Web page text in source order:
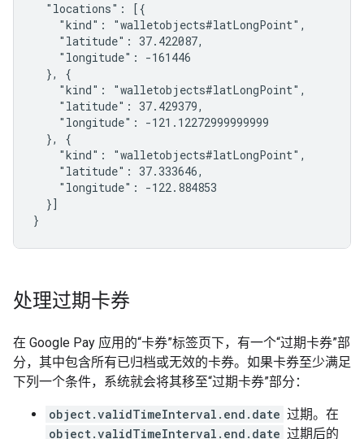
  "locations": [{
    "kind": "walletobjects#latLongPoint",
    "latitude": 37.422087,
    "longitude": -161446
  }, {
    "kind": "walletobjects#latLongPoint",
    "latitude": 37.429379,
    "longitude": -121.12272999999999
  }, {
    "kind": "walletobjects#latLongPoint",
    "latitude": 37.333646,
    "longitude": -122.884853
  }]
}
处理过期卡券
在 Google Pay 应用的“卡券”标签页下，有一个“过期卡券”部
分，其中包含所有已归档或无效的卡券。如果卡券至少满足
下列一个条件，系统就会将其移至“过期卡券”部分：
object.validTimeInterval.end.date 过期。在
object.validTimeInterval.end.date 过期后的